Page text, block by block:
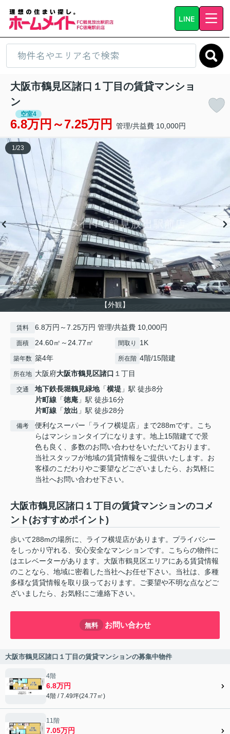
LINE
大阪市鶴見区諸口１丁目の賃貸マンショ
ン
空室4
6.8万円～7.25万円 管理/共益費 10,000円
【外観】
1/23
賃料 6.8万円～7.25万円 管理/共益費 10,000円
面積 24.60㎡～24.77㎡ 間取り 1K
築年数 築4年 所在階 4階/15階建
所在地 大阪府大阪市鶴見区諸口 １丁目
交通 地下鉄長堀鶴見緑地「横堤 」駅 徒歩8分
片町線 「徳庵 」駅 徒歩16分
片町線 「放出 」駅 徒歩28分
備考
便利なスーパー「ライフ横堤店」まで288mです。こち
らはマンションタイプになります。地上15階建てで景
色も良く、多数のお問い合わせをいただいております。
当社スタッフが地域の賃貸情報をご提供いたします。お
客様のこだわりやご要望などございましたら、お気軽に
当社へお問い合わせ下さい。
大阪市鶴見区諸口１丁目の賃貸マンションのコメ
ント(おすすめポイント)
歩いて288mの場所に、ライフ横堤店があります。プライバシー
をしっかり守れる、安心安全なマンションです。こちらの物件に
はエレベーターがあります。大阪市鶴見区エリアにある賃貸情報
のことなら、地域に密着した当社へお任せ下さい。当社は、多種
多様な賃貸情報を取り扱っております。ご要望や不明な点などご
ざいましたら、お気軽にご連絡下さい。
無料 お問い合わせ
大阪市鶴見区諸口１丁目の賃貸マンションの募集中物件
4階
6.8万円
4階 / 7.49坪(24.77㎡)
11階
7.05万円